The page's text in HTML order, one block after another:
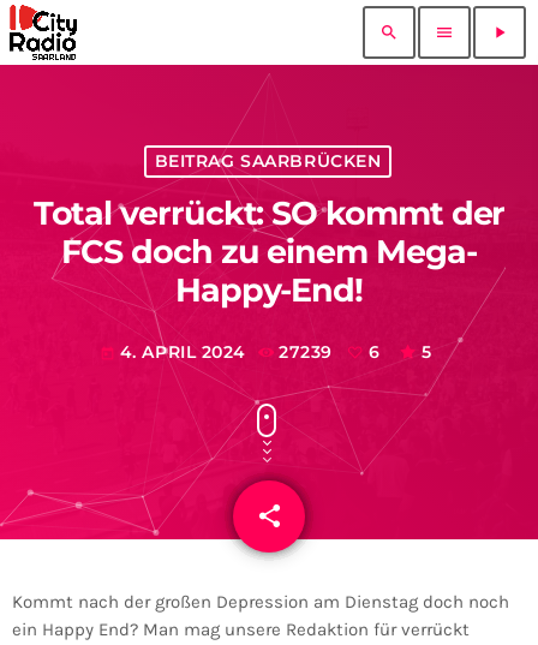
search menu play_arrow
BEITRAG SAARBRÜCKEN
Total verrückt: SO kommt der
FCS doch zu einem Mega-
Happy-End!
today 4. APRIL 2024 27239 6 5
share
email
Kommt nach der großen Depression am Dienstag doch noch
ein Happy End? Man mag unsere Redaktion für verrückt